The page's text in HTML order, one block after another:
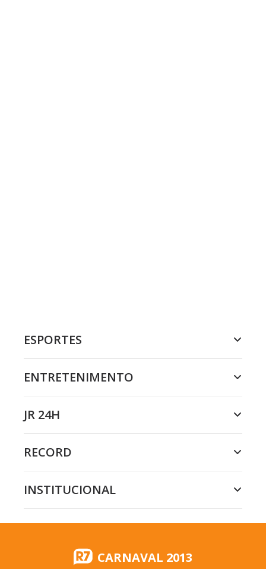
ESPORTES
ENTRETENIMENTO
JR 24H
RECORD
INSTITUCIONAL
CARNAVAL 2013